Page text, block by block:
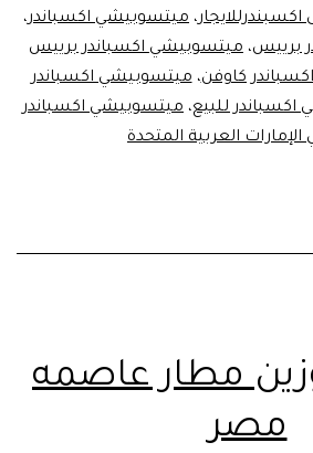
، ميتسوبيشي اكسباندر،
برييس، ميتسوبيشي اكسباندر برييس
كاوفن،ميتسوبيشي اكسباندر
للبيع، ميتسوبيشي اكسباندر
الإمارات العربية المتحدة
مطار عاصمه
مصر